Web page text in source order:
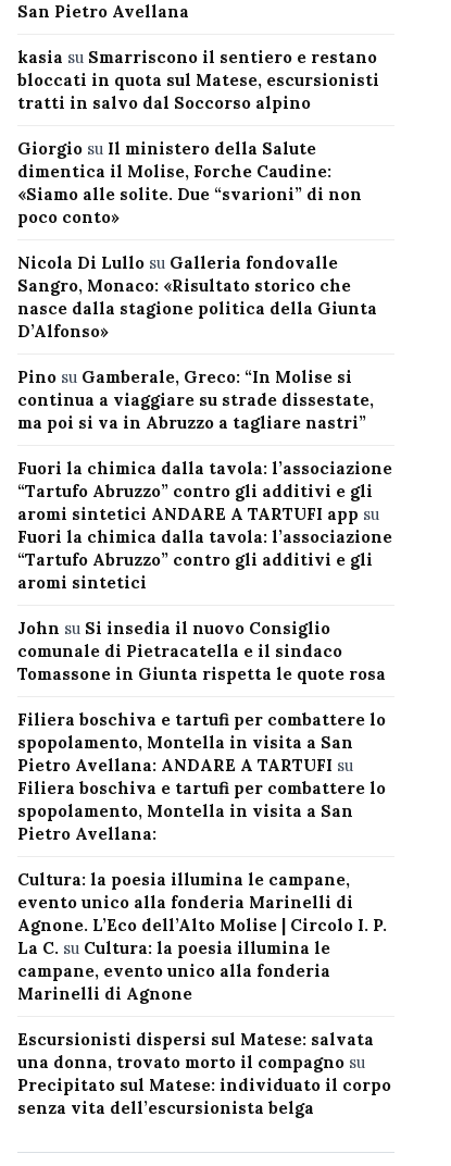
San Pietro Avellana
kasia su Smarriscono il sentiero e restano
bloccati in quota sul Matese, escursionisti
tratti in salvo dal Soccorso alpino
Giorgiosu Il ministero della Salute
dimentica il Molise, Forche Caudine:
«Siamo alle solite. Due “svarioni” di non
poco conto»
Nicola Di Lullosu Galleria fondovalle
Sangro, Monaco: «Risultato storico che
nasce dalla stagione politica della Giunta
D’Alfonso»
Pinosu Gamberale, Greco: “In Molise si
continua a viaggiare su strade dissestate,
ma poi si va in Abruzzo a tagliare nastri”
Fuori la chimica dalla tavola: l’associazione
“Tartufo Abruzzo” contro gli additivi e gli
aromi sintetici ANDARE A TARTUFI app su
Fuori la chimica dalla tavola: l’associazione
“Tartufo Abruzzo” contro gli additivi e gli
aromi sintetici
John su Si insedia il nuovo Consiglio
comunale di Pietracatella e il sindaco
Tomassone in Giunta rispetta le quote rosa
Filiera boschiva e tartufi per combattere lo
spopolamento, Montella in visita a San
Pietro Avellana: ANDARE A TARTUFI su
Filiera boschiva e tartufi per combattere lo
spopolamento, Montella in visita a San
Pietro Avellana:
Cultura: la poesia illumina le campane,
evento unico alla fonderia Marinelli di
Agnone. L’Eco dell’Alto Molise | Circolo I. P.
La C. su Cultura: la poesia illumina le
campane, evento unico alla fonderia
Marinelli di Agnone
Escursionisti dispersi sul Matese: salvata
una donna, trovato morto il compagnosu
Precipitato sul Matese: individuato il corpo
senza vita dell’escursionista belga